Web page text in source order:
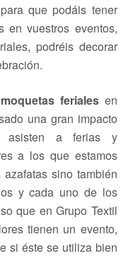
que podáis tener
en vuestros eventos,
podréis decorar
moquetas ferialesen
una gran impacto
asisten a ferias y
a los que estamos
sino también
y cada uno de los
que en Grupo Textil
tienen un evento,
si éste se utiliza bien